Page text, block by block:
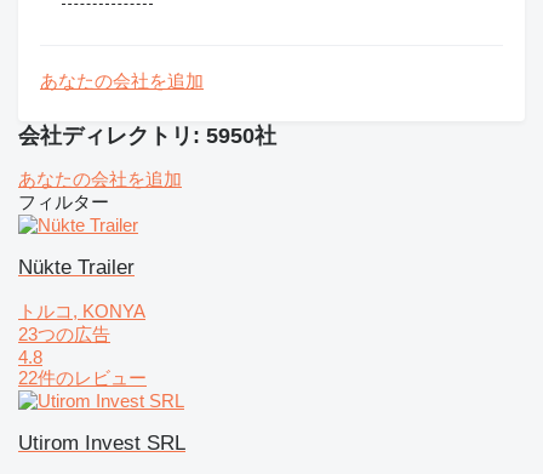
あなたの会社を追加
会社ディレクトリ: 5950社
あなたの会社を追加
フィルター
Nükte Trailer
トルコ, KONYA
23つの広告
4.8
22件のレビュー
Utirom Invest SRL